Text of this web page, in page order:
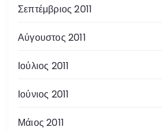
Σεπτέμβριος 2011
Αύγουστος 2011
Ιούλιος 2011
Ιούνιος 2011
Μάιος 2011